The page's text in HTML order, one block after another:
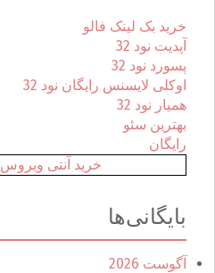
خرید بک لینک فالو
آپدیت نود 32
پسورد نود 32
اوکلی لایسنس رایگان نود 32
همیار نود 32
بهترین سئو
رایگان
خرید آنتی ویروس Kaspersky
بایگانی‌ها
آگوست 2026